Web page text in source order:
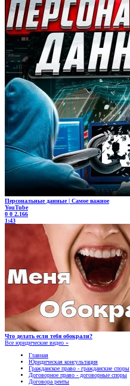
Персональные данные | Самое важное
YouTube
0 0 2.166
1:43
Что делать если тебя обокрали?
Все юридические видео »
Главная
Юридическая консультация
Гражданское право - гражданские споры
Договорное право - договорные споры
Договора ренты